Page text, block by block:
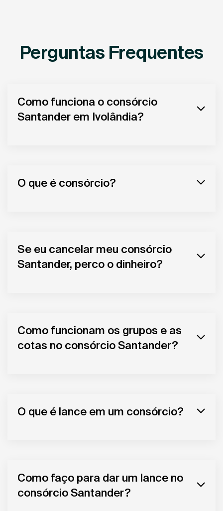
Perguntas Frequentes
Como funciona o consórcio
Santander em Ivolândia?
O que é consórcio?
Se eu cancelar meu consórcio
Santander, perco o dinheiro?
Como funcionam os grupos e as
cotas no consórcio Santander?
O que é lance em um consórcio?
Como faço para dar um lance no
consórcio Santander?